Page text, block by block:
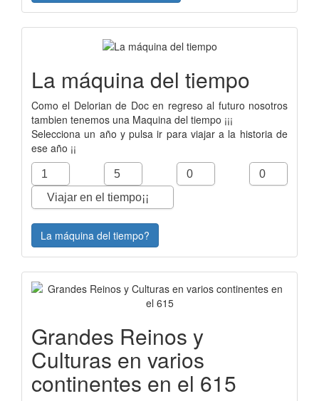
La máquina del tiempo
Como el Delorian de Doc en regreso al futuro nosotros
tambien tenemos una Maquina del tiempo ¡¡¡
Selecciona un año y pulsa ir para viajar a la historia de
ese año ¡¡
La máquina del tiempo?
Grandes Reinos y
Culturas en varios
continentes en el 615